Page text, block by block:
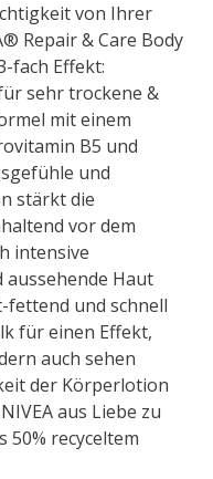
von Ihrer
® Repair&Care Body
fach Effekt:
sehr trockene &
mit einem
vitamin B5 und
und
stärkt die
vor dem
intensive
aussehende Haut
fettend und schnell
für einen Effekt,
auch sehen
der Körperlotion
NIVEAaus Liebe zu
50% recyceltem